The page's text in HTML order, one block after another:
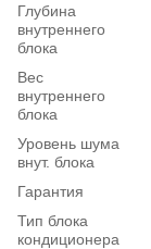
Глубина
внутреннего
блока
Вес
внутреннего
блока
Уровень шума
внут. блока
Гарантия
Тип блока
кондиционера